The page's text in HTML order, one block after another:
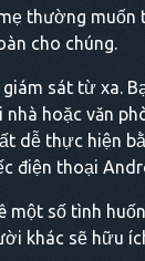
thường
cho chúng.
sát từ xa.
hoặc văn
dễ thực hiện
điện thoại
một số tình
khác sẽ hữu